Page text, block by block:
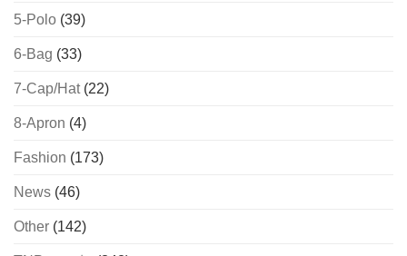
5-Polo (39)
6-Bag (33)
7-Cap/Hat(22)
8-Apron (4)
Fashion (173)
News (46)
Other (142)